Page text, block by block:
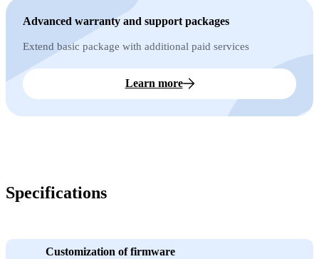
Advanced warranty and support packages
Extend basic package with additional paid services
Learn more
Specifications
Customization of firmware